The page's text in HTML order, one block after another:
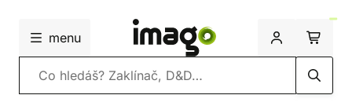
menu
Vyhledávání